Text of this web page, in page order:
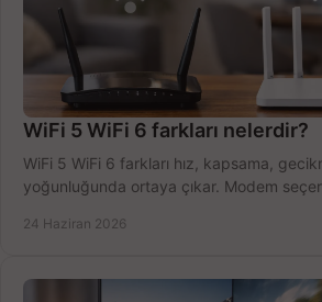
WiFi 5 WiFi 6 farkları nelerdir?
WiFi 5 WiFi 6 farkları hız, kapsama,
yoğunluğunda ortaya çıkar. Modem
24 Haziran 2026